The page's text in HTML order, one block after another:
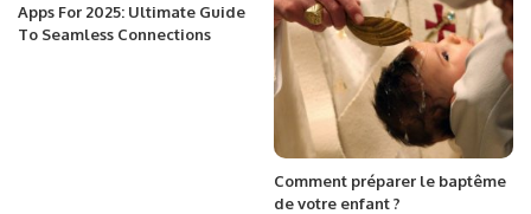
Apps For 2025: Ultimate Guide
To Seamless Connections
Comment préparer le baptême
de votre enfant ?